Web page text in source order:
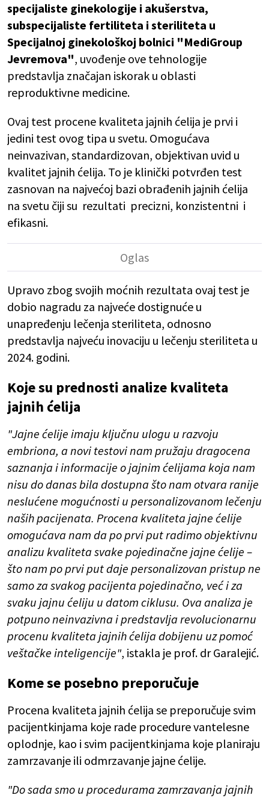
specijaliste ginekologije i akušerstva,
subspecijaliste fertiliteta i steriliteta u
Specijalnoj ginekološkoj bolnici "MediGroup
Jevremova", uvođenje ove tehnologije
predstavlja značajan iskorak u oblasti
reproduktivne medicine.
Ovaj test procene kvaliteta jajnih ćelija je prvi i
jedini test ovog tipa u svetu. Omogućava
neinvazivan, standardizovan, objektivan uvid u
kvalitet jajnih ćelija. To je klinički potvrđen test
zasnovan na najvećoj bazi obrađenih jajnih ćelija
na svetu čiji su rezultati precizni, konzistentni i
efikasni.
Upravo zbog svojih moćnih rezultata ovaj test je
dobio nagradu za najveće dostignuće u
unapređenju lečenja steriliteta, odnosno
predstavlja najveću inovaciju u lečenju steriliteta u
2024. godini.
Koje su prednosti analize kvaliteta
jajnih ćelija
"Jajne ćelije imaju ključnu ulogu u razvoju
embriona, a novi testovi nam pružaju dragocena
saznanja i informacije o jajnim ćelijama koja nam
nisu do danas bila dostupna što nam otvara ranije
neslućene mogućnosti u personalizovanom lečenju
naših pacijenata. Procena kvaliteta jajne ćelije
omogućava nam da po prvi put radimo objektivnu
analizu kvaliteta svake pojedinačne jajne ćelije –
što nam po prvi put daje personalizovan pristup ne
samo za svakog pacijenta pojedinačno, već i za
svaku jajnu ćeliju u datom ciklusu. Ova analiza je
potpuno neinvazivna i predstavlja revolucionarnu
procenu kvaliteta jajnih ćelija dobijenu uz pomoć
veštačke inteligencije", istakla je prof. dr Garalejić.
Kome se posebno preporučuje
Procena kvaliteta jajnih ćelija se preporučuje svim
pacijentkinjama koje rade procedure vantelesne
oplodnje, kao i svim pacijentkinjama koje planiraju
zamrzavanje ili odmrzavanje jajne ćelije.
"Do sada smo u procedurama zamrzavanja jajnih